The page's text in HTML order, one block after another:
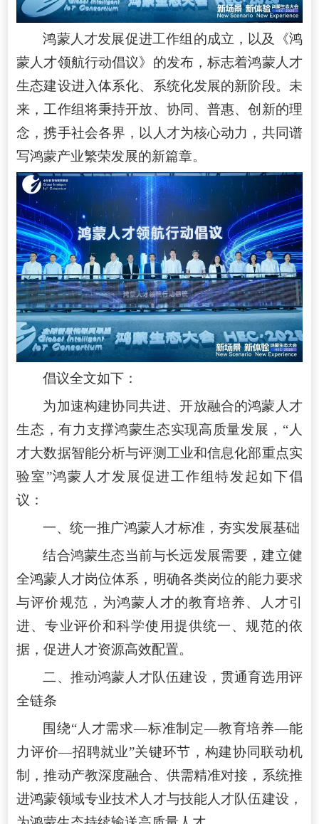
鸿蒙人才发展促进工作组的成立，以及《鸿
蒙人才领航行动倡议》的发布，标志着鸿蒙人才
生态建设进入体系化、系统化发展的新阶段。未
来，工作组将秉持开放、协同、普惠、创新的理
念，携手社会各界，以人才为核心动力，共同谱
写鸿蒙产业繁荣发展的新篇章。
倡议全文如下：
为加速构建协同共进、开放融合的鸿蒙人才
生态，有力支撑鸿蒙生态实现高质量发展，“人
才大数据智能分析与评测工业和信息化部重点实
验室”鸿蒙人才发展促进工作组特发起如下倡
议：
一、统一推广鸿蒙人才标准，夯实发展基础
结合鸿蒙生态当前与长远发展需要，建立健
全鸿蒙人才岗位体系，明确各类岗位的能力要求
与评价规范，为鸿蒙人才的教育培养、人才引
进、专业评价和科学使用提供统一、规范的依
据，促进人才资源高效配置。
二、推动鸿蒙人才队伍建设，贯通育选用评
全链条
围绕“人才需求—标准制定—教育培养—能
力评价—招聘就业”关键环节，构建协同联动机
制，推动产教深度融合、供需精准对接，系统推
进鸿蒙领域专业技术人才与技能人才队伍建设，